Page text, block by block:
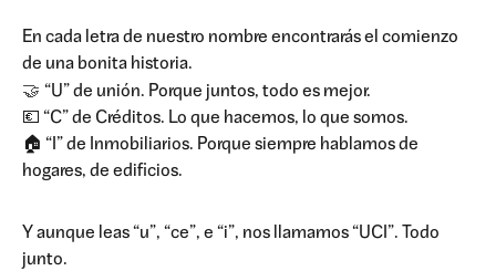
En cada letra de nuestro nombre encontrarás el comienzo
de una bonita historia.
🤝 “U” de unión. Porque juntos, todo es mejor.
💶 “C” de Créditos. Lo que hacemos, lo que somos.
🏠 “I” de Inmobiliarios. Porque siempre hablamos de
hogares, de edificios.
Y aunque leas “u”, “ce”, e “i”, nos llamamos “UCI”. Todo
junto.